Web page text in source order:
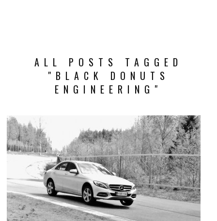
ALL POSTS TAGGED
"BLACK DONUTS
ENGINEERING"